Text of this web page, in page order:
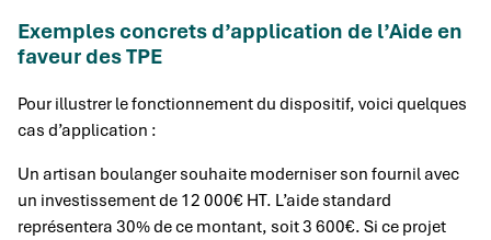
Exemples concrets d’application de l’Aide en
faveur des TPE
Pour illustrer le fonctionnement du dispositif, voici quelques
cas d’application :
Un artisan boulanger souhaite moderniser son fournil avec
un investissement de 12 000€ HT. L’aide standard
représentera 30% de ce montant, soit 3 600€. Si ce projet